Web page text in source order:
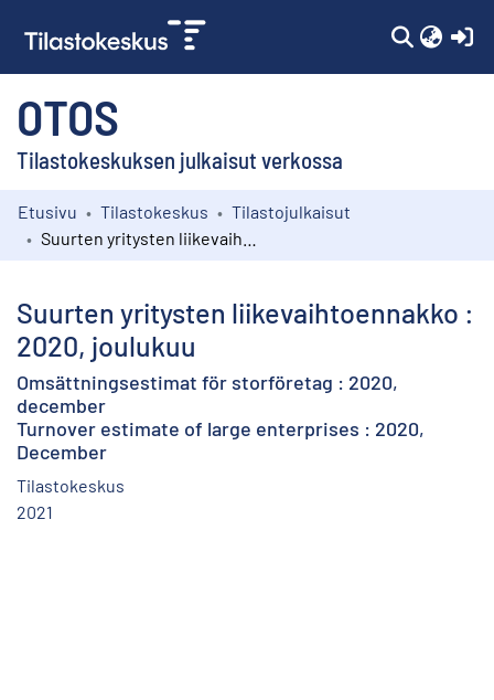
OTOS
Tilastokeskuksen julkaisut verkossa
Kokoelmat
Etusivu Tilastokeskus
Tilastojulkaisut
Suurten yritysten liikevaihtoennakko :
2020, joulukuu
Omsättningsestimat för storföretag : 2020,
december
Turnover estimate of large enterprises : 2020,
December
Tilastokeskus
2021